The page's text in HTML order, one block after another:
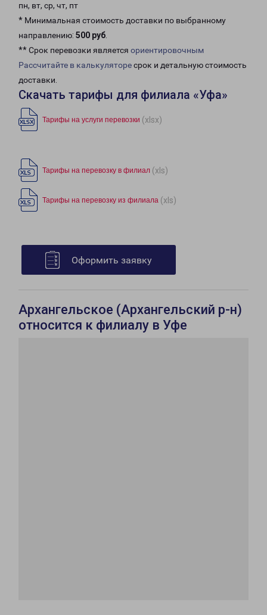
пн, вт, ср, чт, пт
* Минимальная стоимость доставки по выбранному
направлению: 500 руб.
** Срок перевозки является ориентировочным
Рассчитайте в калькуляторесрок и детальную стоимость
доставки.
Скачать тарифы для филиала «Уфа»
Тарифы на услуги перевозки (xlsx)
Тарифы на перевозку в филиал (xls)
Тарифы на перевозку из филиала (xls)
Оформить заявку
Архангельское (Архангельский р-н)
относится к филиалу в Уфе